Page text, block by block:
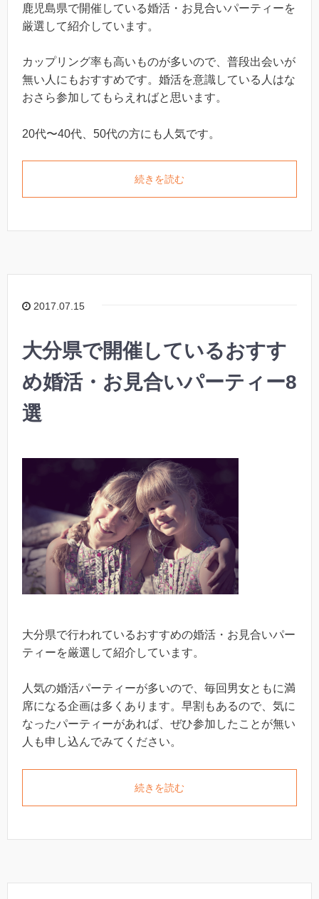
鹿児島県で開催している婚活・お見合いパーティーを
厳選して紹介しています。
カップリング率も高いものが多いので、普段出会いが
無い人にもおすすめです。婚活を意識している人はな
おさら参加してもらえればと思います。
20代〜40代、50代の方にも人気です。
続きを読む
2017.07.15
大分県で開催しているおすす
め婚活・お見合いパーティー8
選
大分県で行われているおすすめの婚活・お見合いパー
ティーを厳選して紹介しています。
人気の婚活パーティーが多いので、毎回男女ともに満
席になる企画は多くあります。早割もあるので、気に
なったパーティーがあれば、ぜひ参加したことが無い
人も申し込んでみてください。
続きを読む